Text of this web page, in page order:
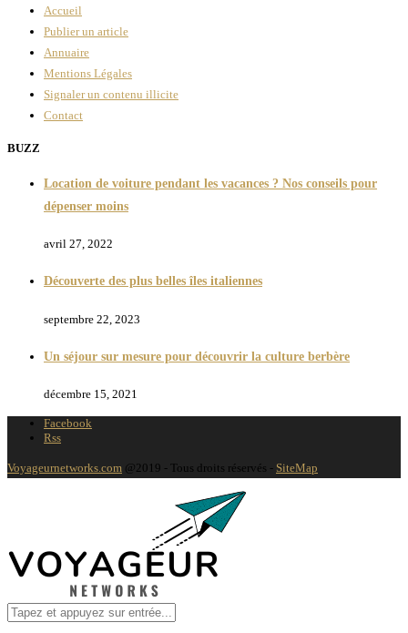
Accueil
Publier un article
Annuaire
Mentions Légales
Signaler un contenu illicite
Contact
BUZZ
Location de voiture pendant les vacances ? Nos conseils pour
dépenser moins
avril 27, 2022
Découverte des plus belles îles italiennes
septembre 22, 2023
Un séjour sur mesure pour découvrir la culture berbère
décembre 15, 2021
Facebook
Rss
Voyageurnetworks.com @2019 - Tous droits réservés - SiteMap